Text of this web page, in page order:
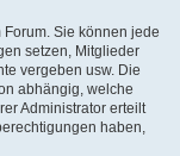
Sie können jede
setzen, Mitglieder
vergeben usw. Die
abhängig, welche
Administrator erteilt
haben,